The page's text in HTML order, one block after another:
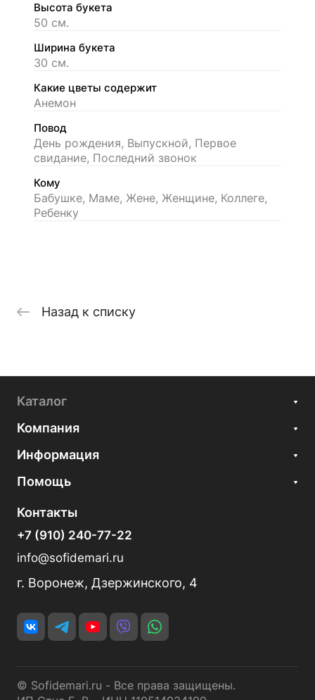
Высота букета
50 см.
Ширина букета
30 см.
Какие цветы содержит
Анемон
Повод
День рождения, Выпускной, Первое
свидание, Последний звонок
Кому
Бабушке, Маме, Жене, Женщине, Коллеге,
Ребенку
Назад к списку
Каталог
Компания
Информация
Помощь
Контакты
+7 (910) 240-77-22
info@sofidemari.ru
г. Воронеж, Дзержинского, 4
© Sofidemari.ru - Все права защищены.